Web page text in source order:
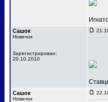
Сашок
Новичок
Зарегистрирован:
20.10.2010
Сашок
Новичок